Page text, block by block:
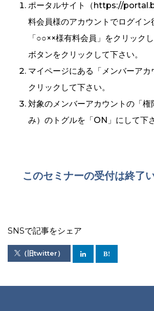
ポータルサイト（https://
料会員様のアカウントでログイン
「○○××様有料会員」をクリック
ボタンをクリックして下さい。
マイページにある「メンバーアカ
クリックして下さい。
対象のメンバーアカウントの「権
み）のトグルを「ON」にして下さ
このセミナーの受付は終了
SNSで記事をシェア
（旧twitter）